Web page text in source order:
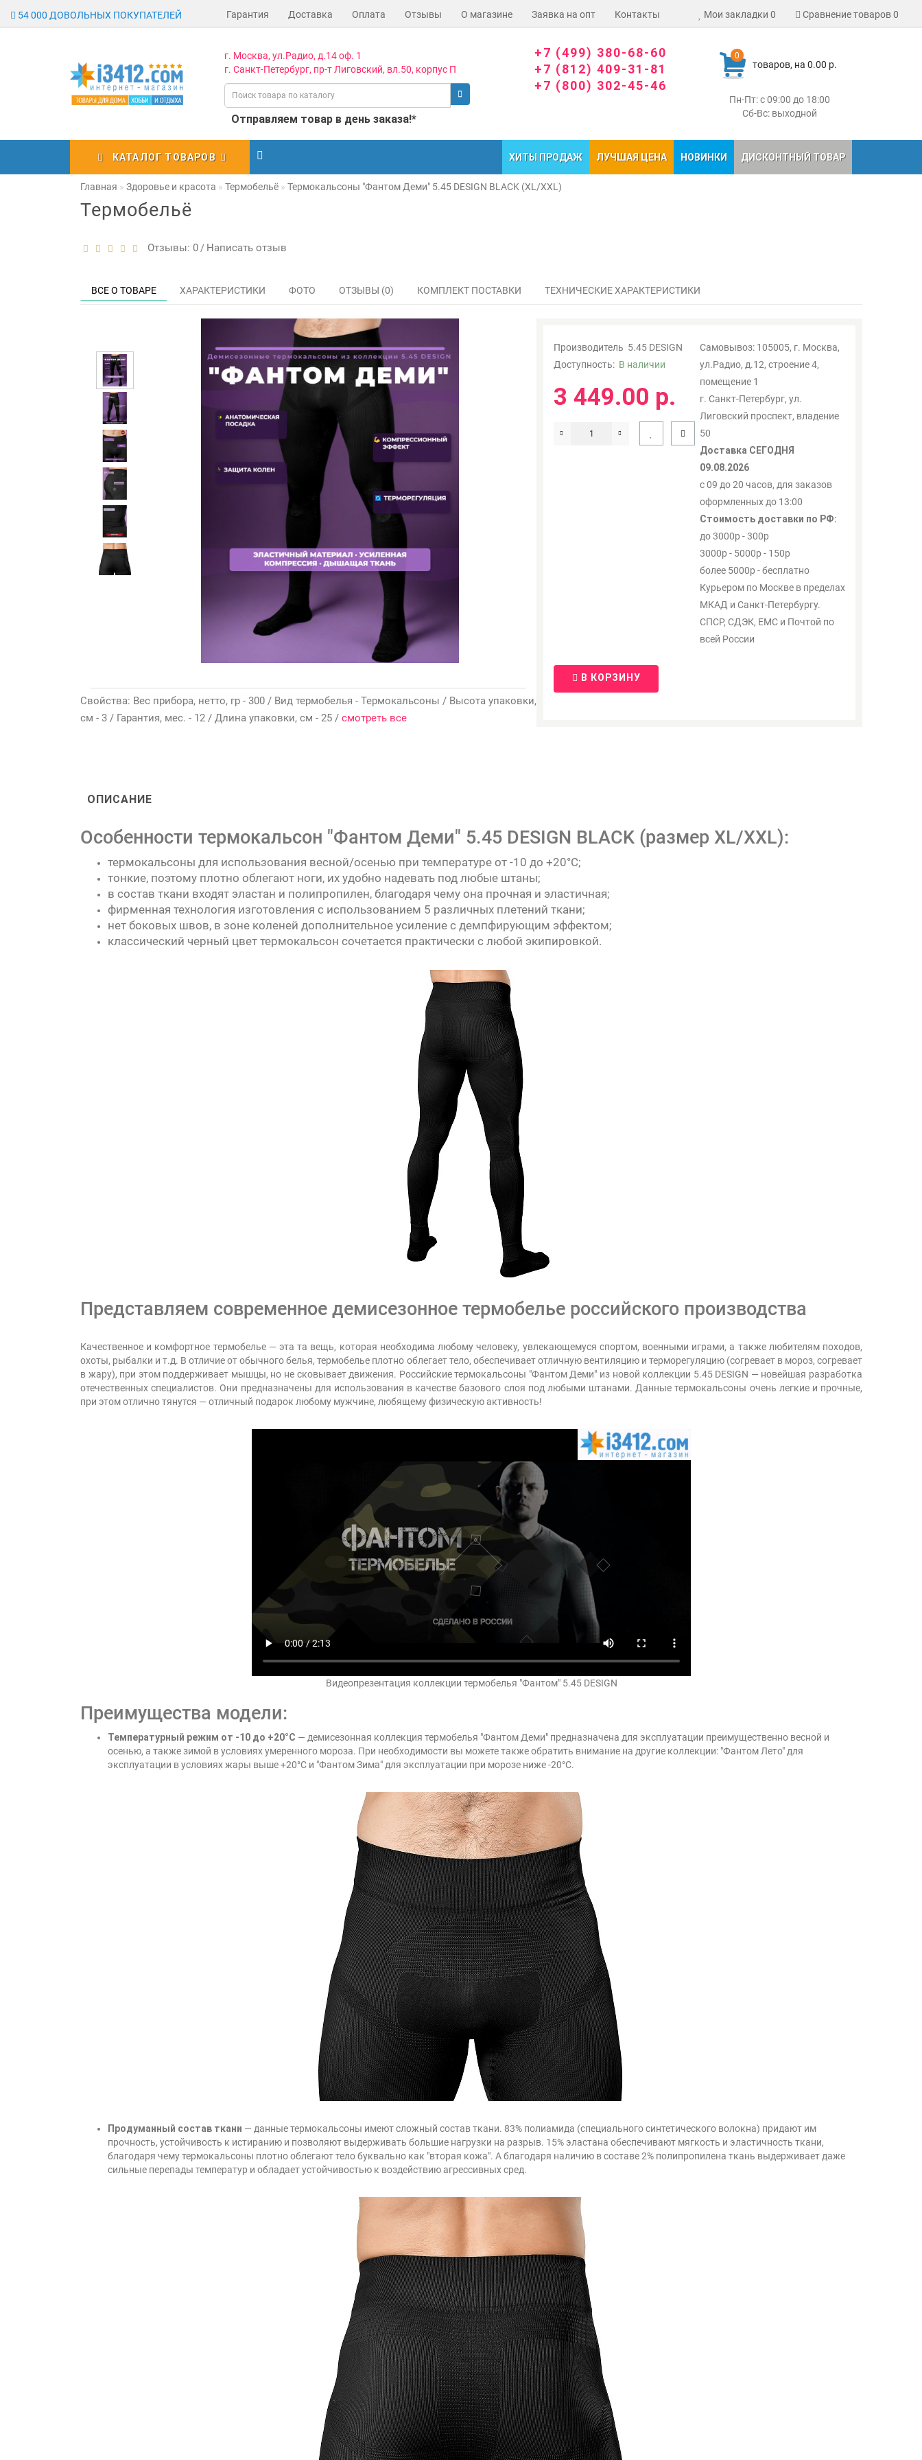
54 000 ДОВОЛЬНЫХ ПОКУПАТЕЛЕЙ Гарантия Доставка Оплата Отзывы О магазине Заявка на опт Контакты Мои закладки 0 Сравнение товаров0
0
товаров, на 0.00 р.
Пн-Пт: с 09:00 до 18:00
Сб-Вс: выходной
г. Москва, ул.Радио, д.14 оф. 1
г. Санкт-Петербург, пр-т Лиговский, вл.50, корпус П
Отправляем товар в день заказа!*
+7 (499) 380-68-60
+7 (812) 409-31-81
+7 (800) 302-45-46
КАТАЛОГ ТОВАРОВ ХИТЫ ПРОДАЖ ЛУЧШАЯ ЦЕНА НОВИНКИ ДИСКОНТНЫЙ ТОВАР
Главная Здоровье и красота Термобельё Термокальсоны "Фантом Деми" 5.45 DESIGN BLACK (XL/XXL)
Термобельё
Отзывы: 0 / Написать отзыв
ВСЕ О ТОВАРЕ ХАРАКТЕРИСТИКИ ФОТО ОТЗЫВЫ (0) КОМПЛЕКТ ПОСТАВКИ ТЕХНИЧЕСКИЕ ХАРАКТЕРИСТИКИ
Свойства: Вес прибора, нетто, гр - 300 / Вид термобелья - Термокальсоны / Высота упаковки,
см - 3 / Гарантия, мес. - 12 / Длина упаковки, см - 25 / смотреть все
Производитель 5.45 DESIGN
Доступность: В наличии
Самовывоз: 105005, г. Москва,
ул.Радио, д.12, строение 4,
помещение 1
г. Санкт-Петербург, ул.
Лиговский проспект, владение
50
Доставка СЕГОДНЯ
09.08.2026
с 09 до 20 часов, для заказов
оформленных до 13:00
Стоимость доставки по РФ:
до 3000р - 300р
3000р - 5000р - 150р
более 5000р - бесплатно
Курьером по Москве в пределах
МКАД и Санкт-Петербургу.
СПСР, СДЭК, ЕМС и Почтой по
всей России
3 449.00 р.
В КОРЗИНУ
ОПИСАНИЕ
Особенности термокальсон "Фантом Деми" 5.45 DESIGN BLACK (размер XL/XXL):
термокальсоны для использования весной/осенью при температуре от -10 до +20°C;
тонкие, поэтому плотно облегают ноги, их удобно надевать под любые штаны;
в состав ткани входят эластан и полипропилен, благодаря чему она прочная и эластичная;
фирменная технология изготовления с использованием 5 различных плетений ткани;
нет боковых швов, в зоне коленей дополнительное усиление с демпфирующим эффектом;
классический черный цвет термокальсон сочетается практически с любой экипировкой.
Представляем современное демисезонное термобелье российского производства
Качественное и комфортное термобелье — эта та вещь, которая необходима любому человеку, увлекающемуся спортом, военными играми, а также любителям походов,
охоты, рыбалки и т.д. В отличие от обычного белья, термобелье плотно облегает тело, обеспечивает отличную вентиляцию и терморегуляцию (согревает в мороз, согревает
в жару), при этом поддерживает мышцы, но не сковывает движения. Российские термокальсоны "Фантом Деми" из новой коллекции 5.45 DESIGN — новейшая разработка
отечественных специалистов. Они предназначены для использования в качестве базового слоя под любыми штанами. Данные термокальсоны очень легкие и прочные,
при этом отлично тянутся — отличный подарок любому мужчине, любящему физическую активность!
Видеопрезентация коллекции термобелья "Фантом" 5.45 DESIGN
Преимущества модели:
Температурный режим от -10 до +20°C — демисезонная коллекция термобелья "Фантом Деми" предназначена для эксплуатации преимущественно весной и
осенью, а также зимой в условиях умеренного мороза. При необходимости вы можете также обратить внимание на другие коллекции: "Фантом Лето" для
эксплуатации в условиях жары выше +20°C и "Фантом Зима" для эксплуатации при морозе ниже -20°C.
Продуманный состав ткани — данные термокальсоны имеют сложный состав ткани. 83% полиамида (специального синтетического волокна) придают им
прочность, устойчивость к истиранию и позволяют выдерживать большие нагрузки на разрыв. 15% эластана обеспечивают мягкость и эластичность ткани,
благодаря чему термокальсоны плотно облегают тело буквально как "вторая кожа". А благодаря наличию в составе 2% полипропилена ткань выдерживает даже
сильные перепады температур и обладает устойчивостью к воздействию агрессивных сред.